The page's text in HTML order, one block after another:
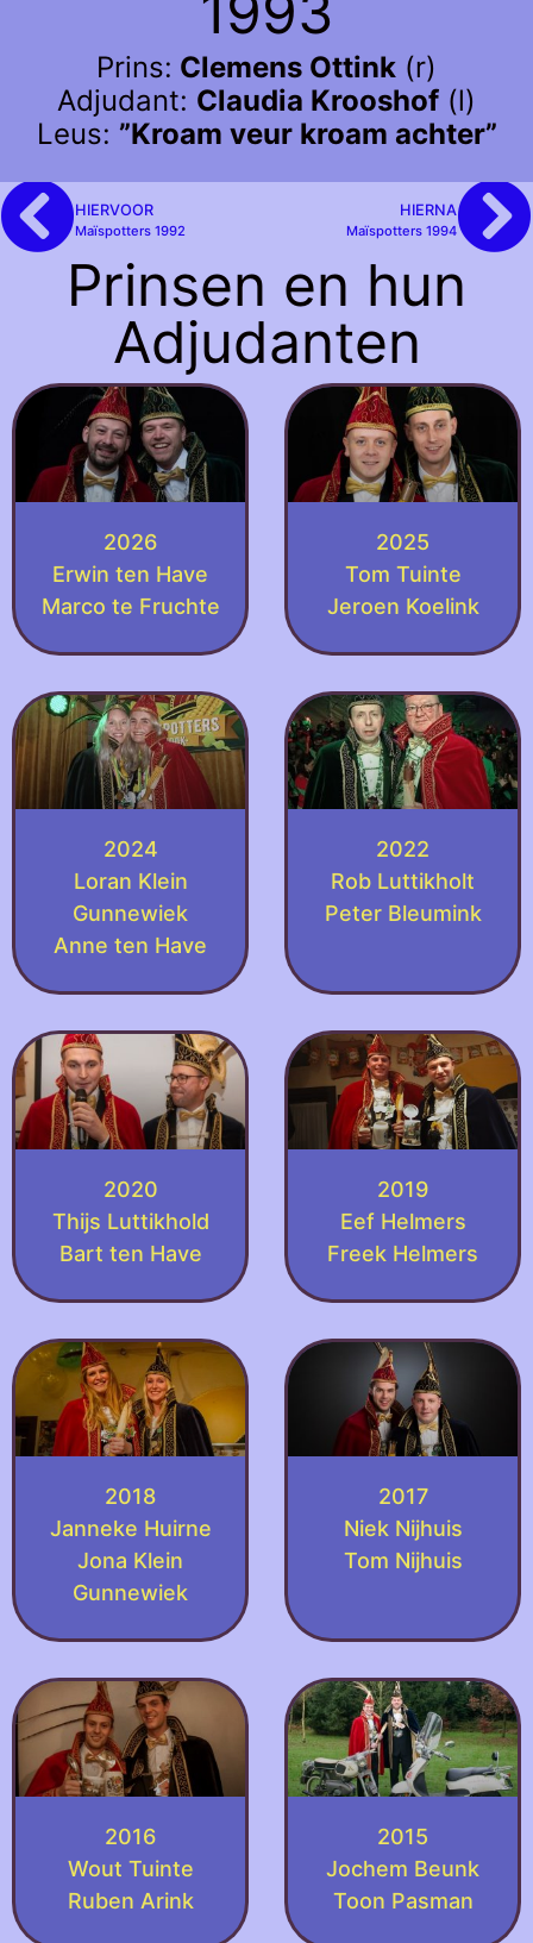
Prins: Clemens Ottink (r)
Adjudant: Claudia Krooshof (l)
Leus: ”Kroam veur kroam achter”
HIERVOOR
Maïspotters 1992
HIERNA
Maïspotters 1994
Prinsen en hun
Adjudanten
2026
Erwin ten Have
Marco te Fruchte
2025
Tom Tuinte
Jeroen Koelink
2024
Loran Klein
Gunnewiek
Anne ten Have
2022
Rob Luttikholt
Peter Bleumink
2020
Thijs Luttikhold
Bart ten Have
2019
Eef Helmers
Freek Helmers
2018
Janneke Huirne
Jona Klein
Gunnewiek
2017
Niek Nijhuis
Tom Nijhuis
2016
Wout Tuinte
Ruben Arink
2015
Jochem Beunk
Toon Pasman